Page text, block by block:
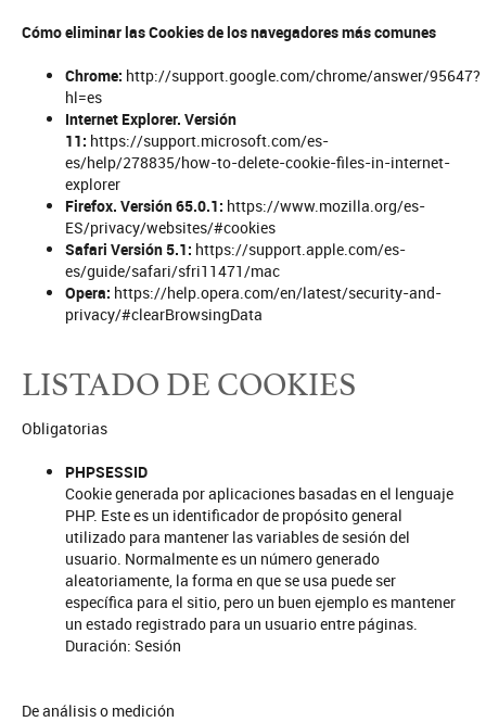
Cómo eliminar las Cookies de los navegadores más comunes
Chrome: http://support.google.com/chrome/answer/95647?
hl=es
Internet Explorer. Versión
11: https://support.microsoft.com/es-
es/help/278835/how-to-delete-cookie-files-in-internet-
explorer
Firefox. Versión 65.0.1: https://www.mozilla.org/es-
ES/privacy/websites/#cookies
Safari Versión 5.1: https://support.apple.com/es-
es/guide/safari/sfri11471/mac
Opera: https://help.opera.com/en/latest/security-and-
privacy/#clearBrowsingData
LISTADO DE COOKIES
Obligatorias
PHPSESSID
Cookie generada por aplicaciones basadas en el lenguaje
PHP. Este es un identificador de propósito general
utilizado para mantener las variables de sesión del
usuario. Normalmente es un número generado
aleatoriamente, la forma en que se usa puede ser
específica para el sitio, pero un buen ejemplo es mantener
un estado registrado para un usuario entre páginas.
Duración: Sesión
De análisis o medición